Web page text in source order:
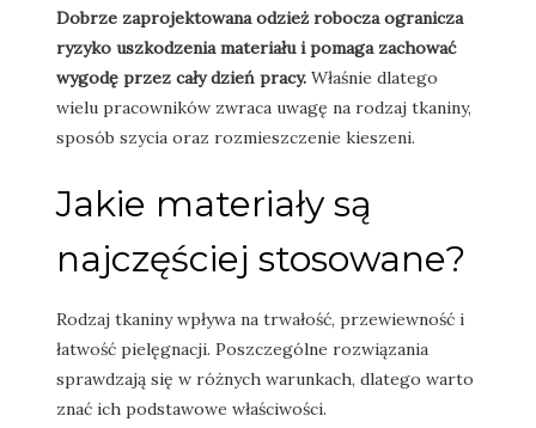
Dobrze zaprojektowana odzież robocza ogranicza
ryzyko uszkodzenia materiału i pomaga zachować
wygodę przez cały dzień pracy. Właśnie dlatego
wielu pracowników zwraca uwagę na rodzaj tkaniny,
sposób szycia oraz rozmieszczenie kieszeni.
Jakie materiały są
najczęściej stosowane?
Rodzaj tkaniny wpływa na trwałość, przewiewność i
łatwość pielęgnacji. Poszczególne rozwiązania
sprawdzają się w różnych warunkach, dlatego warto
znać ich podstawowe właściwości.